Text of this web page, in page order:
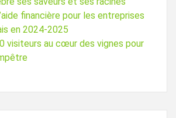
financière pour les entreprises
en 2024-2025
visiteurs au cœur des vignes pour